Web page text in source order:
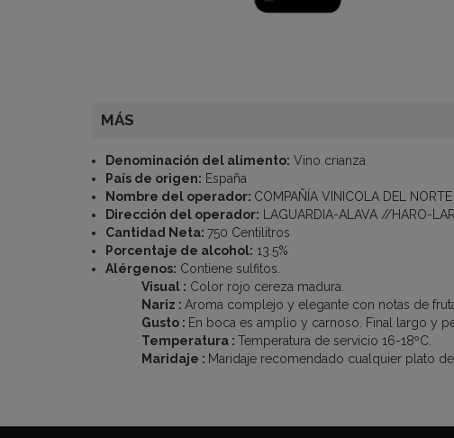
MÁS
Denominación del alimento: Vino crianza
País de origen: España
Nombre del operador: COMPAÑÍA VINICOLA DEL NORTE
Dirección del operador: LAGUARDIA-ALAVA //HARO-
Cantidad Neta: 750 Centilitros
Porcentaje de alcohol: 13.5%
Alérgenos: Contiene sulfitos.
Visual : Color rojo cereza madura.
Nariz : Aroma complejo y elegante con notas de
Gusto : En boca es amplio y carnoso. Final largo y
Temperatura : Temperatura de servicio 16-18ºC.
Maridaje : Maridaje recomendado cualquier plato